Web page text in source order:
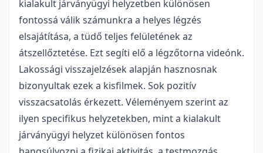
kialakult járványügyi helyzetben különösen
fontossá válik számunkra a helyes légzés
elsajátítása, a tüdő teljes felületének az
átszellőztetése. Ezt segíti elő a légzőtorna videónk.
Lakossági visszajelzések alapján hasznosnak
bizonyultak ezek a kisfilmek. Sok pozitív
visszacsatolás érkezett. Véleményem szerint az
ilyen specifikus helyzetekben, mint a kialakult
járványügyi helyzet különösen fontos